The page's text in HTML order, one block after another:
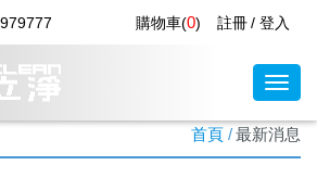
註冊 登入
購物車(0)
首頁 最新消息